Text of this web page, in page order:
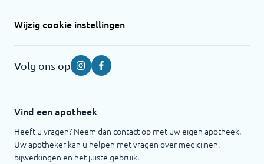
Wijzig cookie instellingen
Volg ons op InstagramFacebook
Vind een apotheek
Heeft u vragen? Neem dan contact op met uw eigen apotheek.
Uw apotheker kan u helpen met vragen over medicijnen,
bijwerkingen en het juiste gebruik.